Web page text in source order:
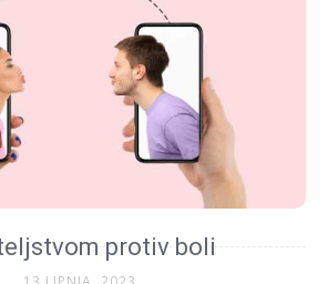
protiv boli